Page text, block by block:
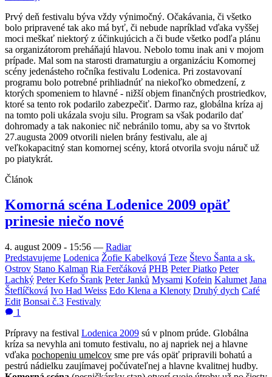
Prvý deň festivalu býva vždy výnimočný. Očakávania, či všetko
bolo pripravené tak ako má byť, či nebude napríklad vďaka vyššej
moci meškať niektorý z účinkujúcich a či bude všetko podľa plánu
sa organizátorom preháňajú hlavou. Nebolo tomu inak ani v mojom
prípade. Mal som na starosti dramaturgiu a organizáciu Komornej
scény jedenásteho ročníka festivalu Lodenica. Pri zostavovaní
programu bolo potrebné prihliadnúť na niekoľko obmedzení, z
ktorých spomeniem to hlavné - nižší objem finančných prostriedkov,
ktoré sa tento rok podarilo zabezpečiť. Darmo raz, globálna kríza aj
na tomto poli ukázala svoju silu. Program sa však podarilo dať
dohromady a tak nakoniec nič nebránilo tomu, aby sa vo štvrtok
27.augusta 2009 otvorili nielen brány festivalu, ale aj
veľkokapacitný stan komornej scény, ktorá otvorila svoju náruč už
po piatykrát.
Článok
Komorná scéna Lodenice 2009 opäť
prinesie niečo nové
4. august 2009 - 15:56 — Radiar
Predstavujeme Lodenica Žofie Kabelková Teze Števo Šanta a sk.
Ostrov Stano Kalman Ria Ferčáková PHB Peter Piatko Peter
Lachký Peter Kefo Šrank Peter Janků Mysami Kofein Kalumet Jana
Šteflíčková Ivo Had Weiss Edo Klena a Klenoty Druhý dych Café
Edit Bonsai č.3 Festivaly
1
Prípravy na festival Lodenica 2009 sú v plnom prúde. Globálna
kríza sa nevyhla ani tomuto festivalu, no aj napriek nej a hlavne
vďaka pochopeniu umelcov sme pre vás opäť pripravili bohatú a
pestrú nádielku zaujímavej počúvateľnej a hlavne kvalitnej hudby.